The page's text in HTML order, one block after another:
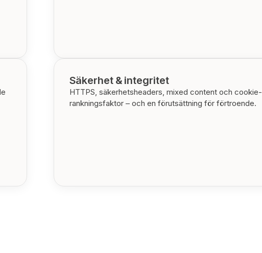
Säkerhet & integritet
HTTPS, säkerhetsheaders, mixed content och
rankningsfaktor – och en förutsättning för förtroende.